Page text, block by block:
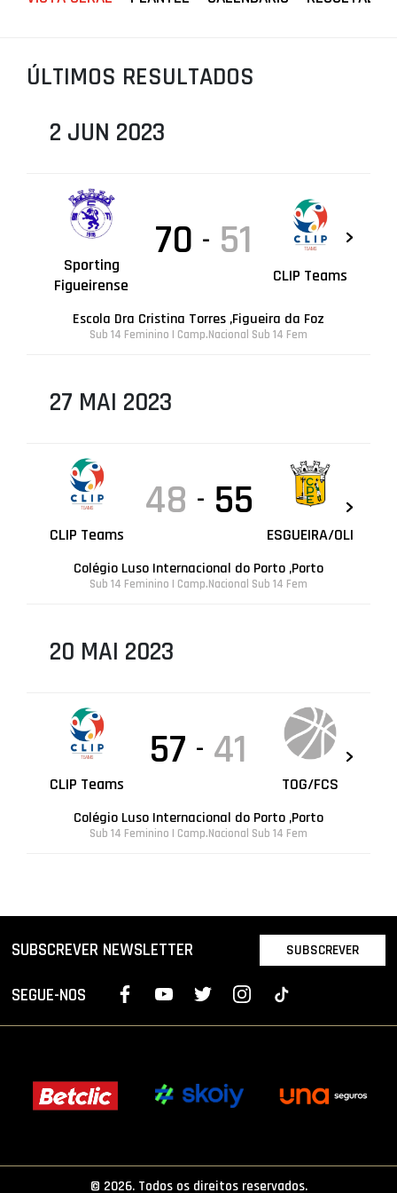
LIGA BETCLIC MASCULINA
LIGA BETCLIC FEMININA
ÚLTIMOS RESULTADOS
2 JUN 2023
Sporting
Figueirense
70 - 51
CLIP Teams
Escola Dra Cristina Torres ,Figueira da Foz
Sub 14 Feminino | Camp.Nacional Sub 14 Fem
27 MAI 2023
CLIP Teams
48 - 55
ESGUEIRA/OLI
Colégio Luso Internacional do Porto ,Porto
Sub 14 Feminino | Camp.Nacional Sub 14 Fem
20 MAI 2023
CLIP Teams
57 - 41
TOG/FCS
Colégio Luso Internacional do Porto ,Porto
Sub 14 Feminino | Camp.Nacional Sub 14 Fem
SUBSCREVER NEWSLETTER SUBSCREVER
SEGUE-NOS
© 2026. Todos os direitos reservados.